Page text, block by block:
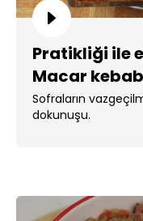
Pratikliği ile
Macar
Sofraların
dokunuşu.